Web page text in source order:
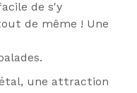
de s'y
de même ! Une
une attraction